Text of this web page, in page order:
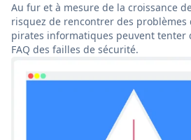
Au fur et à mesure de la croissance
risquez de rencontrer des problèmes
pirates informatiques peuvent tenter
FAQ des failles de sécurité.